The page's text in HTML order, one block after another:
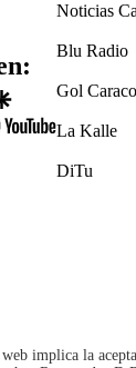
youtube-
google
Noticias
Blu Radio
Gol
La Kalle
DiTu
implica la